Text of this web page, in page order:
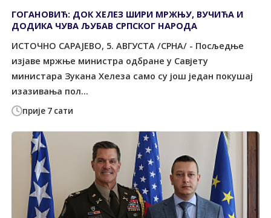
прије 7 сати
ГОГАНОВИЋ: ДОК ХЕЛЕЗ ШИРИ МРЖЊУ, ВУЧИЋА И
ДОДИКА ЧУВА ЉУБАВ СРПСКОГ НАРОДА
ИСТОЧНО САРАЈЕВО, 5. АВГУСТА /СРНА/ - Посљедње
изјаве мржње министра одбране у Савјету
министара Зукана Хелеза само су још један покушај
изазивања пол...